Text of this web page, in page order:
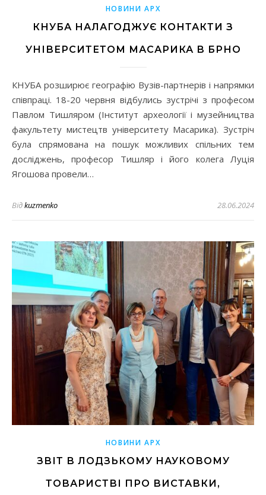
НОВИНИ АРХ
КНУБА НАЛАГОДЖУЄ КОНТАКТИ З
УНІВЕРСИТЕТОМ МАСАРИКА В БРНО
КНУБА розширює географію Вузів-партнерів і напрямки
співпраці. 18-20 червня відбулись зустрічі з професом
Павлом Тишляром (Інститут археології і музейництва
факультету мистецтв університету Масарика). Зустріч
була спрямована на пошук можливих спільних тем
досліджень, професор Тишляр і його колега Луція
Ягошова провели…
Відkuzmenko 28.06.2024
НОВИНИ АРХ
ЗВІТ В ЛОДЗЬКОМУ НАУКОВОМУ
ТОВАРИСТВІ ПРО ВИСТАВКИ,